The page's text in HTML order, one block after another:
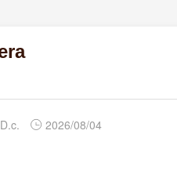
2026/08/04